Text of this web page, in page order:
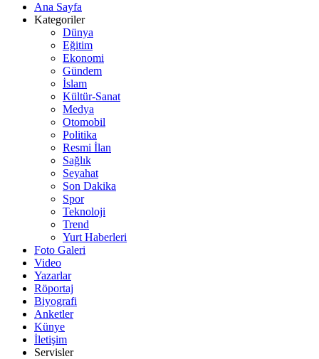
Ana Sayfa
Kategoriler
Dünya
Eğitim
Ekonomi
Gündem
İslam
Kültür-Sanat
Medya
Otomobil
Politika
Resmi İlan
Sağlık
Seyahat
Son Dakika
Spor
Teknoloji
Trend
Yurt Haberleri
Foto Galeri
Video
Yazarlar
Röportaj
Biyografi
Anketler
Künye
İletişim
Servisler